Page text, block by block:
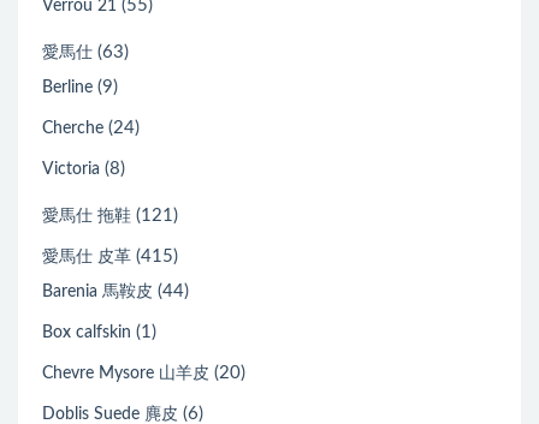
Verrou 21 (55)
愛馬仕 (63)
Berline (9)
Cherche (24)
Victoria (8)
愛馬仕 拖鞋 (121)
愛馬仕 皮革 (415)
Barenia 馬鞍皮 (44)
Box calfskin (1)
Chevre Mysore 山羊皮 (20)
Doblis Suede 麂皮 (6)